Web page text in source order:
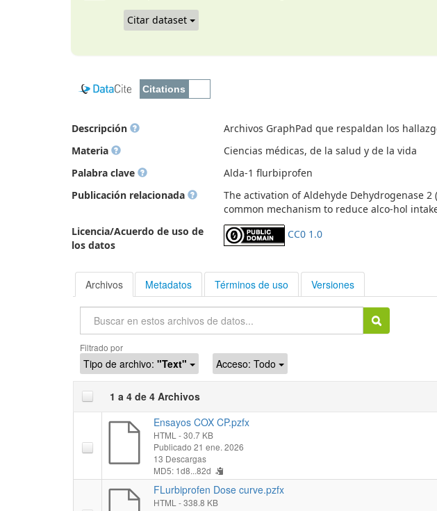
Citar dataset
Descripción
Archivos GraphPad que respaldan los
Materia
Ciencias médicas, de la salud y de la vida
Palabra clave
Alda-1 flurbiprofen
Publicación relacionada
The activation of Aldehyde Dehydrogenase
common mechanism to reduce alco-hol
Licencia/Acuerdo de uso de
los datos
CC0 1.0
Archivos Metadatos Términos de uso Versiones
Filtrado por
Tipo de archivo: "Text" Acceso: Todo
1 a 4 de 4 Archivos
Ensayos COX CP.pzfx
HTML - 30.7 KB
Publicado 21 ene. 2026
13 Descargas
MD5: 1d8...82d
FLurbiprofen Dose curve.pzfx
HTML - 338.8 KB